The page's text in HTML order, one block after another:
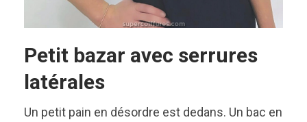
Petit bazar avec serrures
latérales
Un petit pain en désordre est dedans. Un bac en